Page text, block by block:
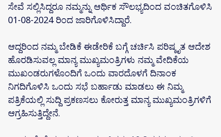
ಸೇವೆ ಸಲ್ಲಿಸಿದ್ದರೂ ನಮ್ಮನ್ನು ಆರ್ಥಿಕ ಸೌಲಭ್ಯದಿಂದ ವಂಚಿತಗೊಳಿಸಿ
01-08-2024 ರಿಂದ ಜಾರಿಗೊಳಿಸಿದ್ದಾರೆ.
ಆದ್ದರಿಂದ ನಮ್ಮ ಬೇಡಿಕೆ ಈಡೇರಿಕೆ ಬಗ್ಗೆ ಚರ್ಚಿಸಿ ಪರಿಷ್ಕೃತ ಆದೇಶ
ಹೊರಡಿಸುವಲ್ಲ ಮಾನ್ಯ ಮುಖ್ಯಮಂತ್ರಿಗಳು ನಮ್ಮ ವೇದಿಕೆಯ
ಮುಖಂಡರುಗಳೊಂದಿಗೆ ಒಂದು ವಾರದೊಳಗೆ ದಿನಾಂಕ
ನಿಗದಿಗೊಳಿಸಿ ಒಂದು ಸಭೆ ಬರ್ಹಾಡು ಮಾಡಲು ಈ ನಿಮ್ಮ
ಪತ್ರಿಕೆಯಲ್ಲಿ ಸುದ್ದಿ ಪ್ರಕಣಸಲು ಕೋರುತ್ತ ಮಾನ್ಯ ಮುಖ್ಯಮಂತ್ರಿಗಳಿಗೆ
ಆಗ್ರಹಿಸುತ್ತಿದ್ದೇನೆ.